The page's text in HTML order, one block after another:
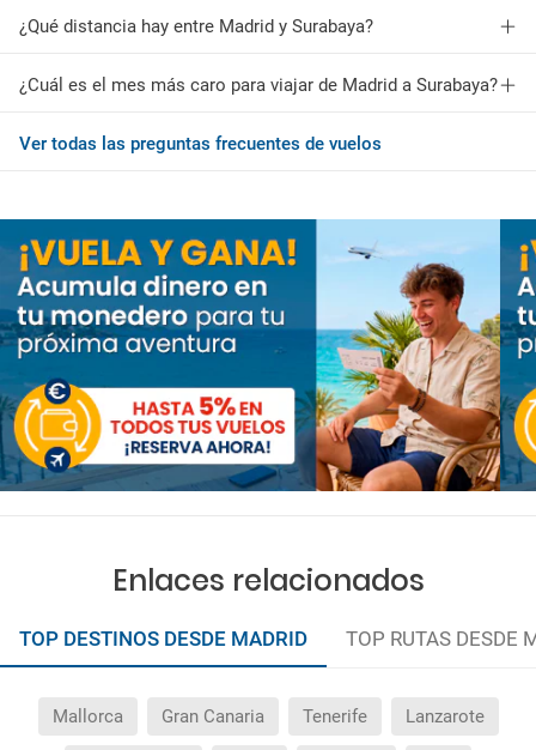
¿Qué distancia hay entre Madrid y Surabaya?
¿Cuál es el mes más caro para viajar de Madrid a Surabaya?
Ver todas las preguntas frecuentes de vuelos
Enlaces relacionados
TOP DESTINOS DESDE MADRID TOP RUTAS DESDE
Mallorca Gran Canaria Tenerife Lanzarote